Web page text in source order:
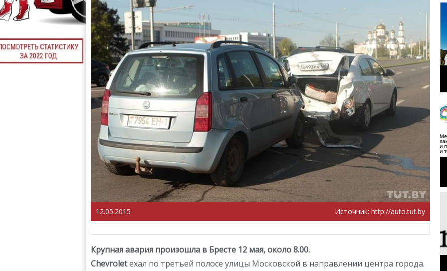
12.05.2015 Источник: http://auto.tut.by
Крупная авария произошла в Бресте 12 мая, около 8.00.
Chevroletехал по третьей полосе улицы Московской в направлении центра города.